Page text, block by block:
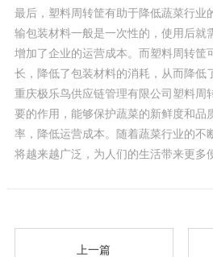
最后，塑料周转筐有助于降低蔬菜行业
输包装材料一般是一次性的，使用后就
增加了企业的运营成本。而塑料周转筐
长，降低了包装材料的消耗，从而降低
重庆极乐鸟供应链管理有限公司塑料周
要的作用，能够保护蔬菜的新鲜度和品
率，降低运营成本。随着蔬菜行业的不
将越来越广泛，为人们的生活带来更多
上一篇